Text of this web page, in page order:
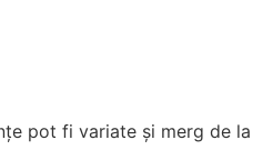
pot fi variate și merg de la